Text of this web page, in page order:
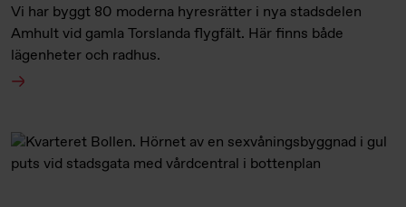
Vi har byggt 80 moderna hyresrätter i nya stadsdelen
Amhult vid gamla Torslanda flygfält. Här finns både
lägenheter och radhus.